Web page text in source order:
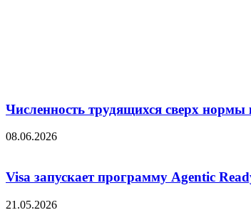
Численность трудящихся сверх нормы
08.06.2026
Visa запускает программу Agentic
21.05.2026